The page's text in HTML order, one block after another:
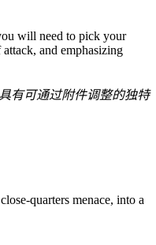
will need to pick your
and emphasizing
有可通过附件调整的独特
quarters menace, into a